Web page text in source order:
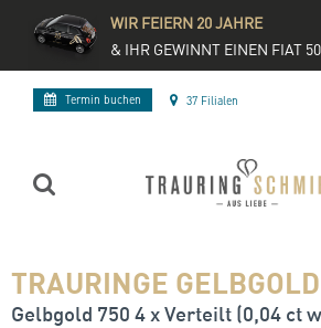
WIR FEIERN 20 JAHRE
& IHR GEWINNT EINEN FIAT
Termin buchen 37 Filialen
TRAURINGE GELBGOLD
Gelbgold 750 4 x Verteilt (0,04 ct